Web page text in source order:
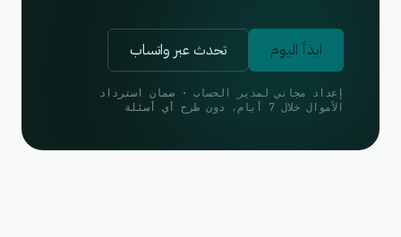
ابدأ اليوم تحدث عبر واتساب
إعداد مجاني لمدير الحساب · ضمان استرداد
الأموال خلال 7 أيام، دون طرح أي أسئلة